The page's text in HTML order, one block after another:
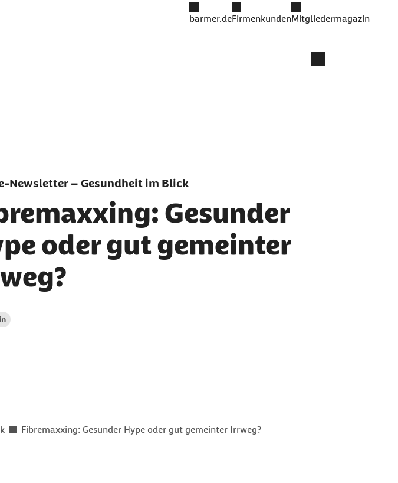
barmer.deFirmenkundenMitgliedermagazin
Newsletter – Gesundheit im Blick
Gesunder
oder gut gemeinter
weniger als
Fibremaxxing: Gesunder Hype oder gut gemeinter Irrweg?